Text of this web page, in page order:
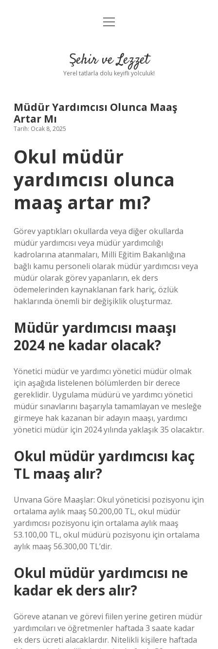
Anasayfa
Yasal Uyarı
menüyü
Şehir ve Lezzet
Yerel tatlarla dolu keyifli yolculuk!
Müdür Yardımcısı Olunca Maaş
Artar Mı
Tarih: Ocak 8, 2025
Okul müdür
yardımcısı olunca
maaş artar mı?
Görev yaptıkları okullarda veya diğer okullarda
müdür yardımcısı veya müdür yardımcılığı
kadrolarına atanmaları, Milli Eğitim Bakanlığına
bağlı kamu personeli olarak müdür yardımcısı veya
müdür olarak görev yapanların, ek ders
ödemelerinden kaynaklanan fark hariç, özlük
haklarında önemli bir değişiklik oluşturmaz.
Müdür yardımcısı maaşı
2024 ne kadar olacak?
Yönetici müdür ve yardımcı yönetici müdür olmak
için aşağıda listelenen bölümlerden bir derece
gereklidir. Uygulama müdürü ve yardımcı yönetici
müdür sınavlarını başarıyla tamamlayan ve mesleğe
girmeye hak kazanan bir adayın maaşı, yardımcı
yönetici müdür için 2024 yılında yaklaşık 35 olacaktır.
Okul müdür yardımcısı kaç
TL maaş alır?
Unvana Göre Maaşlar: Okul yöneticisi pozisyonu için
ortalama aylık maaş 50.200,00 TL, okul müdür
yardımcısı pozisyonu için ortalama aylık maaş
53.100,00 TL, okul müdürü pozisyonu için ortalama
aylık maaş 56.300,00 TL’dir.
Okul müdür yardımcısı ne
kadar ek ders alır?
Göreve atanan ve görevi fiilen yerine getiren müdür
yardımcıları ve öğretmenler haftada 3 saate kadar
ek ders ücreti alacaklardır. Nitelikli kişilere haftada